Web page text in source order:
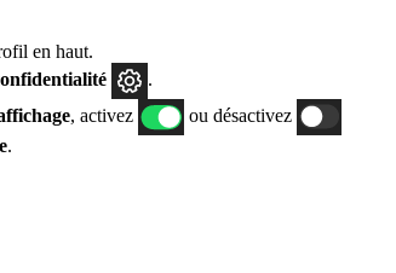
en haut.
.
, activez
ou désactivez
.